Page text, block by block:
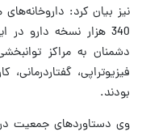
نیز بیان کرد:
340 هزار نسخه دارو
دشمنان به مراکز
فیزیوتراپی،
بودند.
وی دستاوردهای جمعیت در